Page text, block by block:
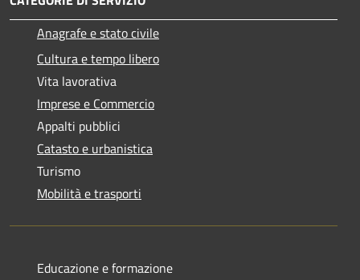
Anagrafe e stato civile
Cultura e tempo libero
Vita lavorativa
Imprese e Commercio
Appalti pubblici
Catasto e urbanistica
Turismo
Mobilità e trasporti
Educazione e formazione